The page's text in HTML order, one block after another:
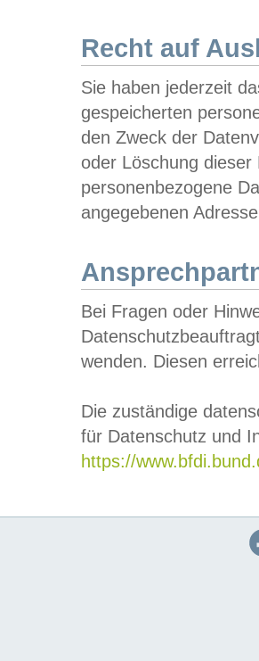
Recht auf
Sie haben jederzeit
gespeicherten
den Zweck der
oder Löschung
personenbezogene
angegebenen
Bei Fragen oder
wenden. Diesen
Die zuständige
für Datenschutz und
https://